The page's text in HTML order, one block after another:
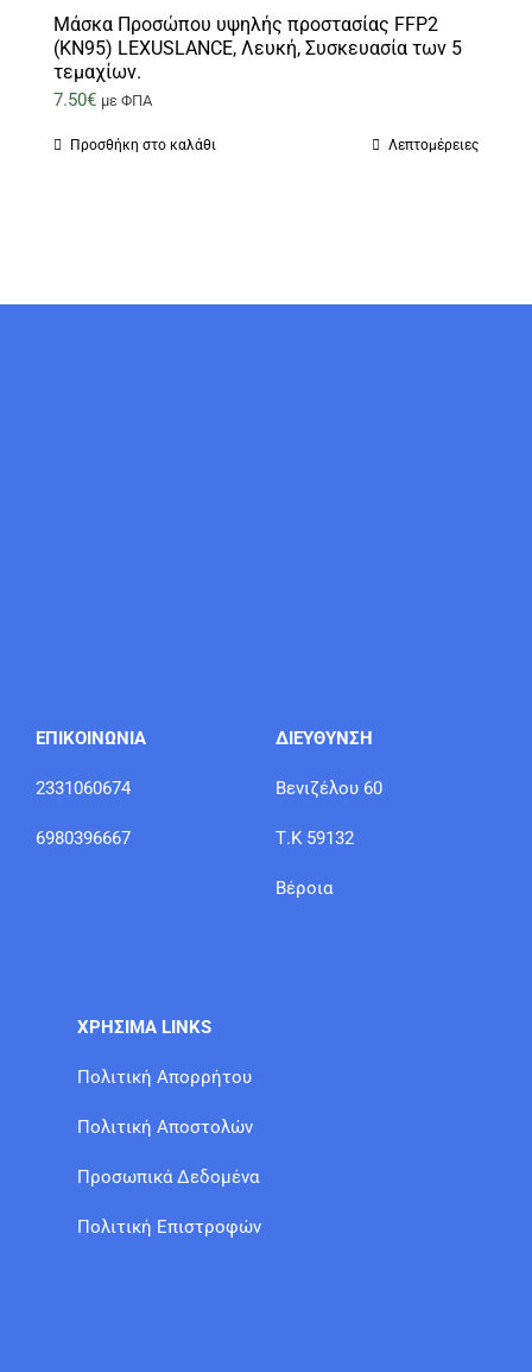
Μάσκα Προσώπου υψηλής προστασίας FFP2
(KN95) LEXUSLANCE, Λευκή, Συσκευασία των 5
τεμαχίων.
7.50€ με ΦΠΑ
Προσθήκη στο καλάθι Λεπτομέρειες
ΕΠΙΚΟΙΝΩΝΙΑ
2331060674
6980396667
ΔΙΕΥΘΥΝΣΗ
Βενιζέλου 60
Τ.Κ 59132
Βέροια
ΧΡΗΣΙΜΑ LINKS
Πολιτική Απορρήτου
Πολιτική Αποστολών
Προσωπικά Δεδομένα
Πολιτική Επιστροφών